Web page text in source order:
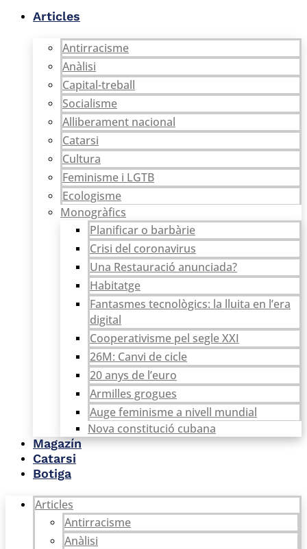
Articles
Antirracisme
Anàlisi
Capital-treball
Socialisme
Alliberament nacional
Catarsi
Cultura
Feminisme i LGTB
Ecologisme
Monogràfics
Planificar o barbàrie
Crisi del coronavirus
Una Restauració anunciada?
Habitatge
Fantasmes tecnològics: la lluita en l’era
digital
Cooperativisme pel segle XXI
26M: Canvi de cicle
20 anys de l’euro
Armilles grogues
Auge feminisme a nivell mundial
Nova constitució cubana
Magazín
Catarsi
Botiga
Articles
Antirracisme
Anàlisi